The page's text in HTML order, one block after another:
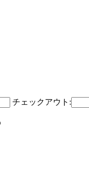
チェックアウト: